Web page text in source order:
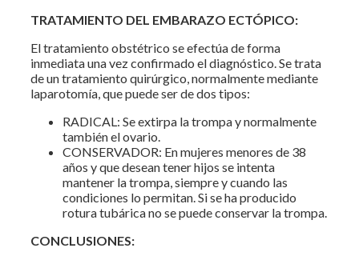
TRATAMIENTO DEL EMBARAZO ECTÓPICO:
El tratamiento obstétrico se efectúa de forma
inmediata una vez confirmado el diagnóstico. Se trata
de un tratamiento quirúrgico, normalmente mediante
laparotomía, que puede ser de dos tipos:
RADICAL: Se extirpa la trompa y normalmente
también el ovario.
CONSERVADOR: En mujeres menores de 38
años y que desean tener hijos se intenta
mantener la trompa, siempre y cuando las
condiciones lo permitan. Si se ha producido
rotura tubárica no se puede conservar la trompa.
CONCLUSIONES: